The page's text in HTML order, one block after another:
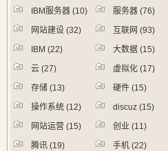
IBM服务器 (10) 服务器 (76)
网站建设 (32) 互联网 (93)
IBM (22) 大数据 (15)
云 (27) 虚拟化 (17)
存储 (13) 硬件 (15)
操作系统 (12) discuz (15)
网站运营 (15) 创业 (11)
腾讯 (19) 手机 (22)